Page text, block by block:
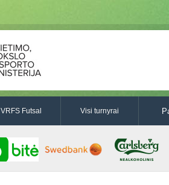
VRFS Futsal Visi turnyrai